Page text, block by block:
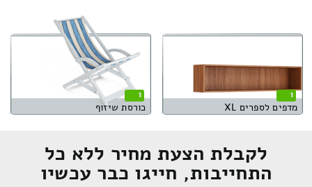
1
מדפים לספרים XL
1
כורסת שיזוף
לקבלת הצעת מחיר ללא כל
התחייבות, חייגו כבר עכשיו